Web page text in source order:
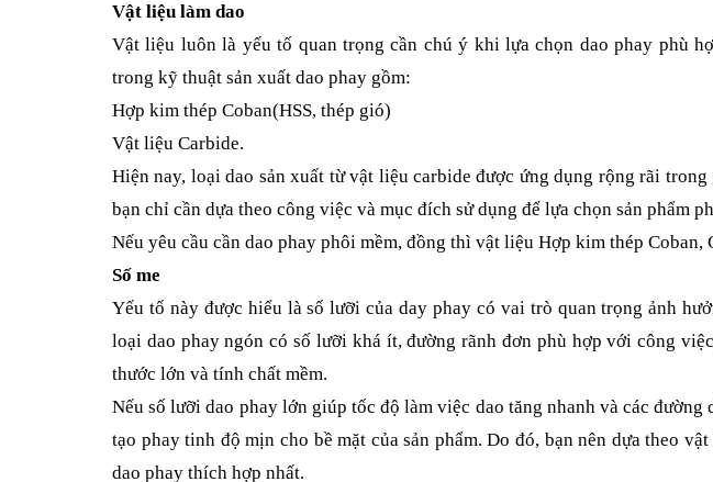
Vật liệu làm dao
Vật liệu luôn là yếu tố quan trọng cần chú ý khi lựa chọn dao phay phù
trong kỹ thuật sản xuất dao phay gồm:
Hợp kim thép Coban(HSS, thép gió)
Vật liệu Carbide.
Hiện nay, loại dao sản xuất từ vật liệu carbide được ứng dụng rộng rãi
bạn chỉ cần dựa theo công việc và mục đích sử dụng để lựa chọn sản phẩm
Nếu yêu cầu cần dao phay phôi mềm, đồng thì vật liệu Hợp kim thép Coban,
Số me
Yếu tố này được hiểu là số lưỡi của day phay có vai trò quan trọng ảnh
loại dao phay ngón có số lưỡi khá ít, đường rãnh đơn phù hợp với công
thước lớn và tính chất mềm.
Nếu số lưỡi dao phay lớn giúp tốc độ làm việc dao tăng nhanh và các
tạo phay tinh độ mịn cho bề mặt của sản phẩm. Do đó, bạn nên dựa theo
dao phay thích hợp nhất.